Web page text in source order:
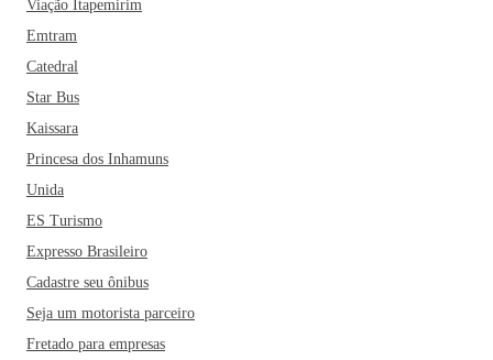
Viação Itapemirim
Emtram
Catedral
Star Bus
Kaissara
Princesa dos Inhamuns
Unida
ES Turismo
Expresso Brasileiro
Cadastre seu ônibus
Seja um motorista parceiro
Fretado para empresas